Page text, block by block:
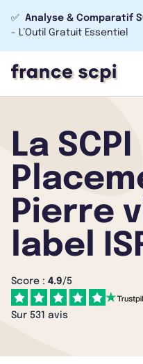
✅ Analyse & Comparatif
- L’Outil Gratuit Essentiel
La SCPI
Pierre
label
Score : 4.9/5
Sur 531 avis